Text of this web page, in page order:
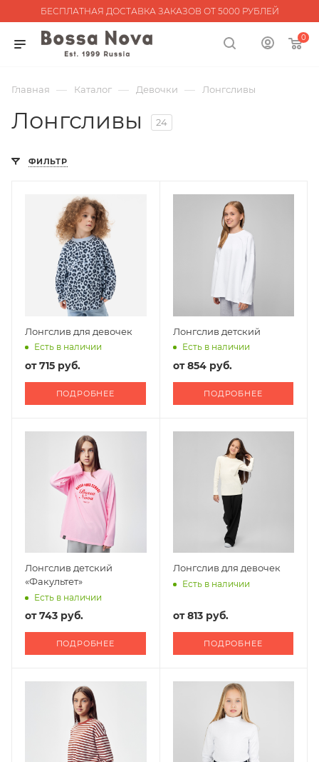
БЕСПЛАТНАЯ ДОСТАВКА ЗАКАЗОВ ОТ 5000 РУБЛЕЙ
0
Главная — Каталог — Девочки — Лонгсливы
Лонгсливы 24
ФИЛЬТР
Лонгслив для девочек
Есть в наличии
от715 руб.
ПОДРОБНЕЕ
Лонгслив детский
Есть в наличии
от854 руб.
ПОДРОБНЕЕ
Лонгслив детский
«Факультет»
Есть в наличии
от743 руб.
ПОДРОБНЕЕ
Лонгслив для девочек
Есть в наличии
от813 руб.
ПОДРОБНЕЕ